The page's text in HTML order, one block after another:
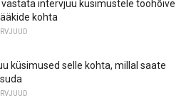
vastata intervjuu küsimustele tööhõive
kohta
küsimused selle kohta, millal saate